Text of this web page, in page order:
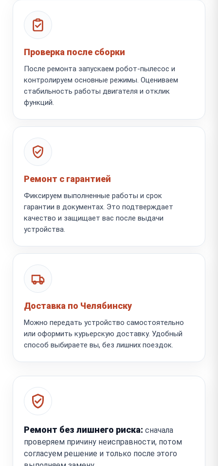
Проверка после сборки
После ремонта запускаем робот-пылесос и
контролируем основные режимы. Оцениваем
стабильность работы двигателя и отклик
функций.
Ремонт с гарантией
Фиксируем выполненные работы и срок
гарантии в документах. Это подтверждает
качество и защищает вас после выдачи
устройства.
Доставка по Челябинску
Можно передать устройство самостоятельно
или оформить курьерскую доставку. Удобный
способ выбираете вы, без лишних поездок.
Ремонт без лишнего риска: сначала
проверяем причину неисправности, потом
согласуем решение и только после этого